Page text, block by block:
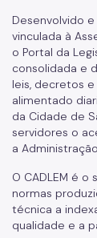
Desenvolvido
vinculada à
o Portal da
consolidada e
leis, decretos
alimentado
da Cidade de
servidores o
a
O CADLEM é
normas
técnica a
qualidade e a